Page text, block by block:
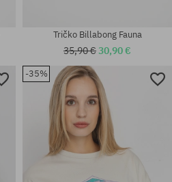
Dostupné veľkosti:
Tričko Billabong Fauna
35,90 €30,90 €
-35%